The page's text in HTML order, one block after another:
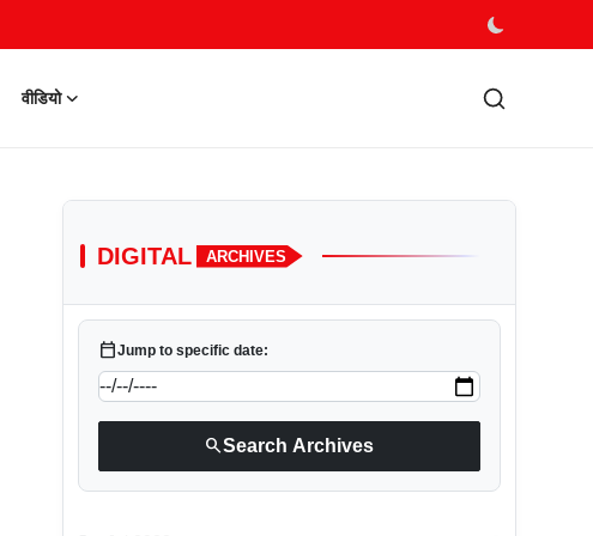
वीडियो
DIGITAL ARCHIVES
calendar_todayJump to specific date:
searchSearch Archives